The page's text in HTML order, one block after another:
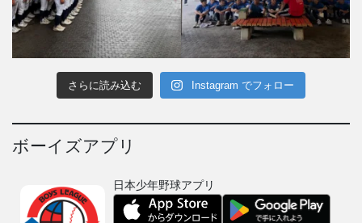
さらに読み込む Instagram でフォロー
ボーイズアプリ
日本少年野球アプリ